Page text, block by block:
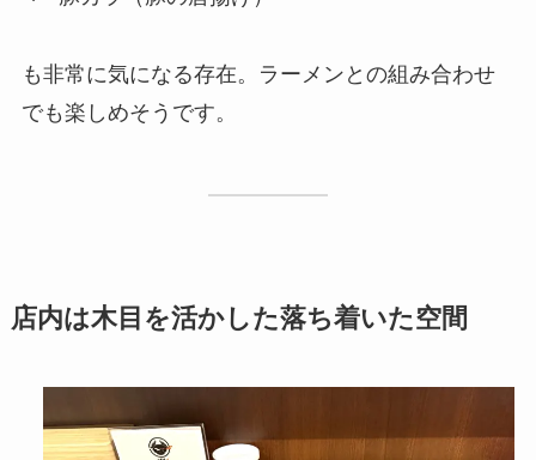
も非常に気になる存在。ラーメンとの組み合わせ
でも楽しめそうです。
店内は木目を活かした落ち着いた空間